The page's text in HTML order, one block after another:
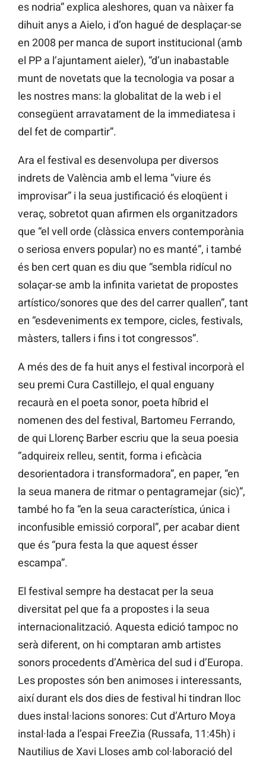
es nodria” explica aleshores, quan va nàixer fa
dihuit anys a Aielo, i d’on hagué de desplaçar-se
en 2008 per manca de suport institucional (amb
el PP a l’ajuntament aieler), “d’un inabastable
munt de novetats que la tecnologia va posar a
les nostres mans: la globalitat de la web i el
consegüent arravatament de la immediatesa i
del fet de compartir”.
Ara el festival es desenvolupa per diversos
indrets de València amb el lema “viure és
improvisar” i la seua justificació és eloqüent i
veraç, sobretot quan afirmen els organitzadors
que “el vell orde (clàssica envers contemporània
o seriosa envers popular) no es manté”, i també
és ben cert quan es diu que “sembla ridícul no
solaçar-se amb la infinita varietat de propostes
artístico/sonores que des del carrer quallen”, tant
en “esdeveniments ex tempore, cicles, festivals,
màsters, tallers i fins i tot congressos”.
A més des de fa huit anys el festival incorporà el
seu premi Cura Castillejo, el qual enguany
recaurà en el poeta sonor, poeta híbrid el
nomenen des del festival, Bartomeu Ferrando,
de qui Llorenç Barber escriu que la seua poesia
“adquireix relleu, sentit, forma i eficàcia
desorientadora i transformadora”, en paper, “en
la seua manera de ritmar o pentagramejar (sic)”,
també ho fa “en la seua característica, única i
inconfusible emissió corporal”, per acabar dient
que és “pura festa la que aquest ésser
escampa”.
El festival sempre ha destacat per la seua
diversitat pel que fa a propostes i la seua
internacionalització. Aquesta edició tampoc no
serà diferent, on hi comptaran amb artistes
sonors procedents d’Amèrica del sud i d’Europa.
Les propostes són ben animoses i interessants,
així durant els dos dies de festival hi tindran lloc
dues instal·lacions sonores: Cut d’Arturo Moya
instal·lada a l’espai FreeZia (Russafa, 11:45h) i
Nautilius de Xavi Lloses amb col·laboració del